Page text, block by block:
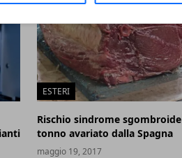
ESTERI
Rischio sindrome
tonno avariato dalla Spagna
maggio 19, 2017